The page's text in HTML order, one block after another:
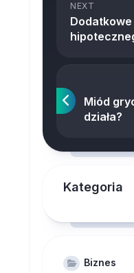
NEXT
Miód
działa?
Kategoria
Biznes